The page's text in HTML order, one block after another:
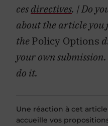
cesdirectives. | Do
about the article you
thePolicy Options
your own
do it.
Une réaction à cet article
accueille vos